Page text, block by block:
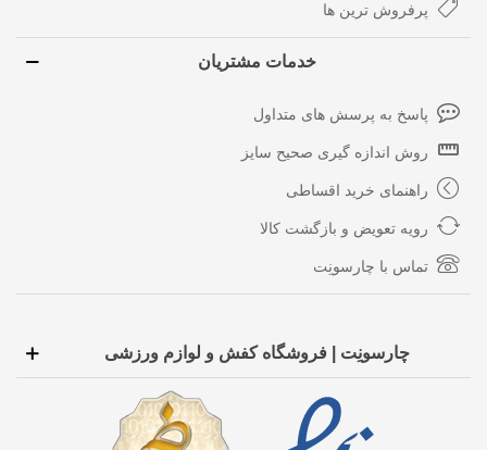
پرفروش ترین ها
خدمات مشتریان
پاسخ به پرسش های متداول
روش اندازه گیری صحیح سایز
راهنمای خرید اقساطی
رویه تعویض و بازگشت کالا
تماس با چارسونِت
چارسونِت | فروشگاه کفش و لوازم ورزشی